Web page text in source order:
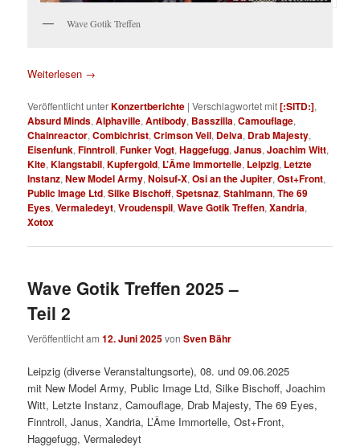
Wave Gotik Treffen
Weiterlesen →
Veröffentlicht unterKonzertberichte |Verschlagwortet mit[:SITD:],
Absurd Minds,Alphaville,Antibody, Basszilla,Camouflage,
Chainreactor,Combichrist,Crimson Veil, Delva, Drab Majesty,
Eisenfunk,Finntroll,Funker Vogt,Haggefugg,Janus,Joachim Witt,
Kite,Klangstabil,Kupfergold, L’Âme Immortelle, Leipzig, Letzte
Instanz,New Model Army,Noisuf-X,Osi an the Jupiter,Ost+Front,
Public Image Ltd,Silke Bischoff,Spetsnaz,Stahlmann,The 69
Eyes,Vermaledeyt,Vroudenspil,Wave Gotik Treffen,Xandria,
Xotox
Wave Gotik Treffen 2025 –
Teil 2
Veröffentlicht am12. Juni 2025vonSven Bähr
Leipzig (diverse Veranstaltungsorte), 08. und 09.06.2025
mit New Model Army, Public Image Ltd, Silke Bischoff, Joachim
Witt, Letzte Instanz, Camouflage, Drab Majesty, The 69 Eyes,
Finntroll, Janus, Xandria, L’Âme Immortelle, Ost+Front,
Haggefugg, Vermaledeyt